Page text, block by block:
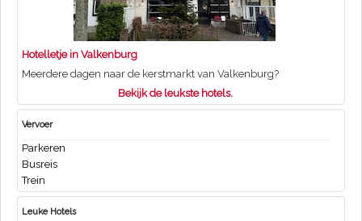
Hotelletje in Valkenburg
Meerdere dagen naar de kerstmarkt van Valkenburg?
Bekijk de leukste hotels.
Vervoer
Parkeren
Busreis
Trein
Leuke Hotels